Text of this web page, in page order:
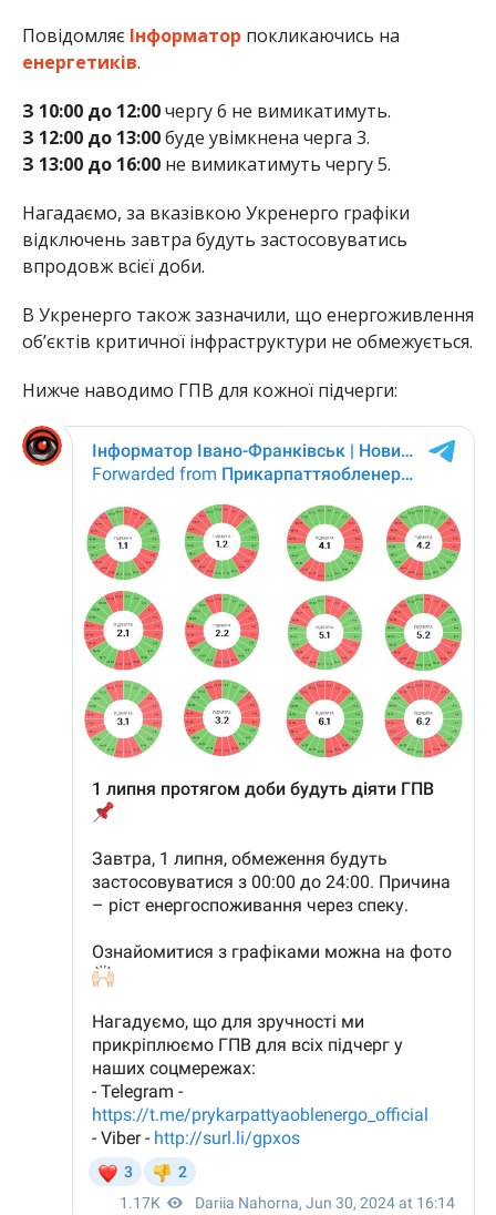
Повідомляє Інформатор покликаючись на
енергетиків.
З 10:00 до 12:00чергу 6 не вимикатимуть.
З 12:00 до 13:00буде увімкнена черга 3.
З 13:00 до 16:00не вимикатимуть чергу 5.
Нагадаємо, за вказівкою Укренерго графіки
відключень завтра будуть застосовуватись
впродовж всієї доби.
В Укренерго також зазначили, що енергоживлення
об’єктів критичної інфраструктури не обмежується.
Нижче наводимо ГПВ для кожної підчерги: